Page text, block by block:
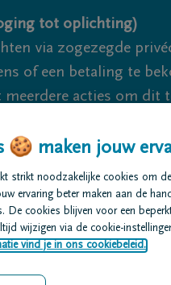
tot oplichting)
via zogezegde
of een betaling te
acties om
🍪 maken jouw
strikt noodzakelijke cookies om
ervaring beter maken aan de
De cookies blijven voor een
wijzigen via de cookie-
vind je in ons cookiebeleid.